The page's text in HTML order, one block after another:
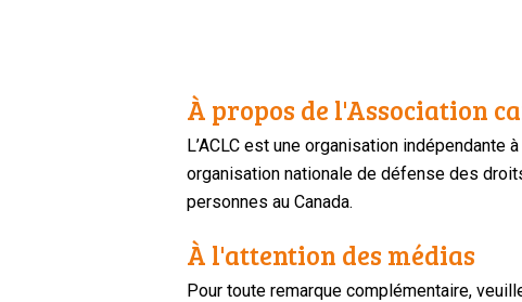
À propos de l'Association
L’ACLC est une organisation
organisation nationale de défense des
personnes au Canada.
À l'attention des médias
Pour toute remarque complémentaire,